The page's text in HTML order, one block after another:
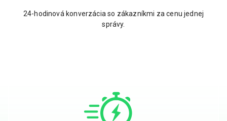
24-hodinová konverzácia so zákazníkmi za cenu jednej
správy.